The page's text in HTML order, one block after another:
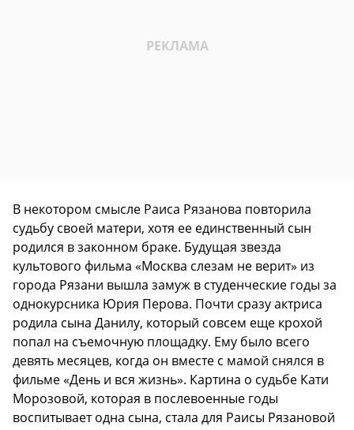
В некотором смысле Раиса Рязанова повторила
судьбу своей матери, хотя ее единственный сын
родился в законном браке. Будущая звезда
культового фильма «Москва слезам не верит» из
города Рязани вышла замуж в студенческие годы за
однокурсника Юрия Перова. Почти сразу актриса
родила сына Данилу, который совсем еще крохой
попал на съемочную площадку. Ему было всего
девять месяцев, когда он вместе с мамой снялся в
фильме «День и вся жизнь». Картина о судьбе Кати
Морозовой, которая в послевоенные годы
воспитывает одна сына, стала для Раисы Рязановой